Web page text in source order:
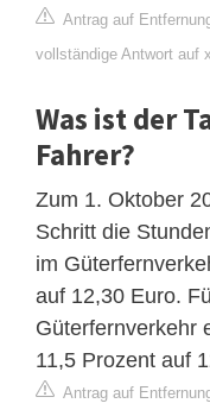
Antrag auf
vollständige Antwort auf
Was ist der
Fahrer?
Zum 1. Oktober
Schritt die
im
auf 12,30 Euro.
Güterfernverkehr
11,5 Prozent auf
Antrag auf